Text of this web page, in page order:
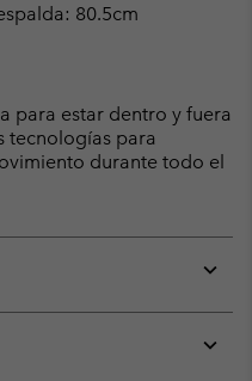
80.5cm
para estar dentro y fuera
tecnologías para
durante todo el
or